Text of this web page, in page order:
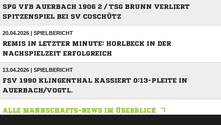
SPG VFB AUERBACH 1906 2 / TSG BRUNN VERLIERT
SPITZENSPIEL BEI SV COSCHÜTZ
20.04.2026 | SPIELBERICHT
REMIS IN LETZTER MINUTE: HORLBECK IN DER
NACHSPIELZEIT ERFOLGREICH
13.04.2026 | SPIELBERICHT
FSV 1990 KLINGENTHAL KASSIERT 0:13-PLEITE IN
AUERBACH/VOGTL.
ALLE MANNSCHAFTS-NEWS IM ÜBERBLICK